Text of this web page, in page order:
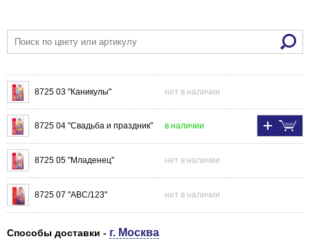
8725 03 "Каникулы" нет в наличии
8725 04 "Свадьба и праздник" в наличии
8725 05 "Младенец" нет в наличии
8725 07 "ABC/123" нет в наличии
Способы доставки - г. Москва